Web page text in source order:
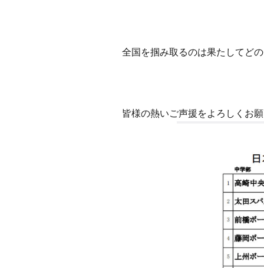
全国を掴み取るのは果たしてど
皆様の熱いご声援をよろしくお